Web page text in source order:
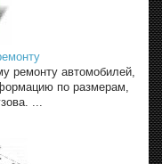
ремонту автомобилей,
по размерам,
...